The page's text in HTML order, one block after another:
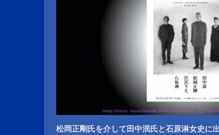
松岡正剛氏を介して田中泯氏と石原淋女史に